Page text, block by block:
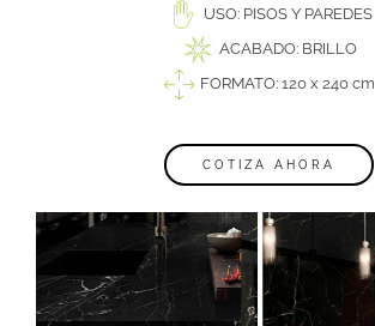
USO: PISOS Y PAREDES
ACABADO: BRILLO
FORMATO: 120 x 240 cm
COTIZA AHORA